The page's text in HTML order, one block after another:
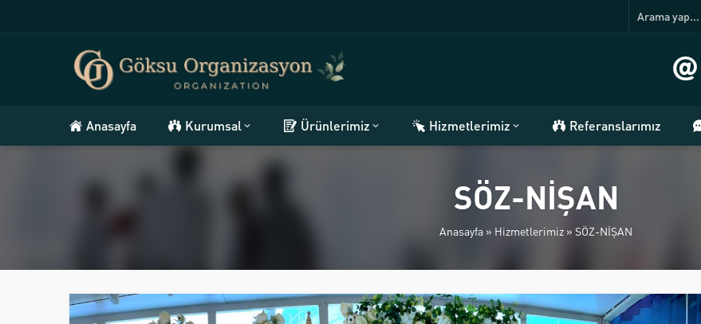
Anasayfa Kurumsal Ürünlerimiz Hizmetlerimiz Referanslarımız
SÖZ-NİŞAN
Anasayfa » Hizmetlerimiz » SÖZ-NİŞAN